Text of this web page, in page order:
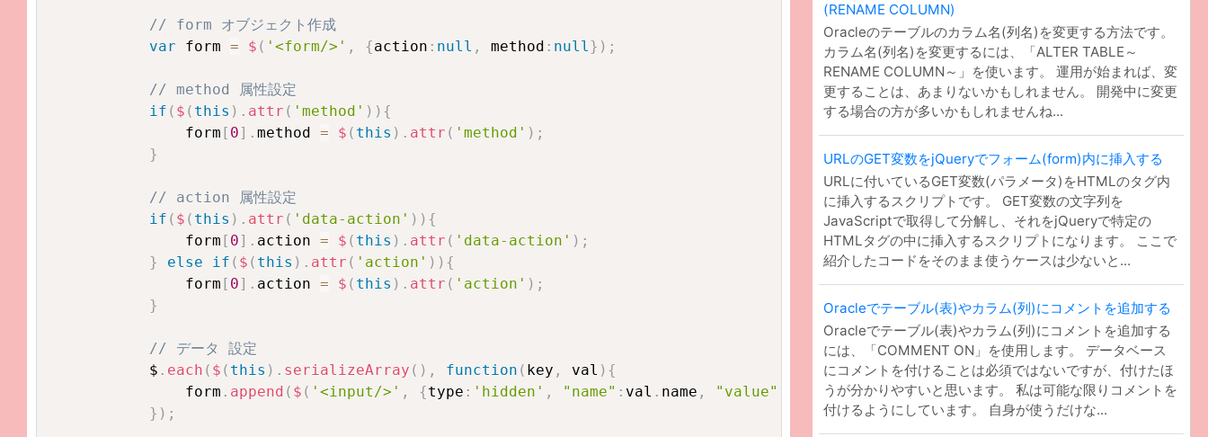
// form オブジェクト作成
var form = $ ( '<form/>' , {action : null , method : null} ) ;
// method 属性設定
if ( $ ( this ) . attr ( 'method' ) ) {
                form
[ 0] . method = $ ( this ) . attr ( 'method' ) ;
}
// action 属性設定
if ( $ ( this ) . attr ( 'data-action' ) ) {
                form
[ 0] . action = $ ( this ) . attr ( 'data-action' ) ;
}
else if ( $ ( this ) . attr ( 'action' ) ) {
                form
[ 0] . action = $ ( this ) . attr ( 'action' ) ;
}
// データ 設定
            $
. each ( $ ( this ) . serializeArray ( ) , function ( key , val ) {
                form
. append ( $ ( '<input/>' , {type : 'hidden' , "name" : val . name , "value" value}));
} ) ;
(RENAME COLUMN)
Oracleのテーブルのカラム名(列名)を変更する方法です。
カラム名(列名)を変更するには、「ALTER TABLE～
RENAME COLUMN～」を使います。 運用が始まれば、変
更することは、あまりないかもしれません。 開発中に変更
する場合の方が多いかもしれませんね...
URLのGET変数をjQueryでフォーム(form)内に挿入する
URLに付いているGET変数(パラメータ)をHTMLのタグ内
に挿入するスクリプトです。 GET変数の文字列を
JavaScriptで取得して分解し、それをjQueryで特定の
HTMLタグの中に挿入するスクリプトになります。 ここで
紹介したコードをそのまま使うケースは少ないと...
Oracleでテーブル(表)やカラム(列)にコメントを追加する
Oracleでテーブル(表)やカラム(列)にコメントを追加する
には、「COMMENT ON」を使用します。 データベース
にコメントを付けることは必須ではないですが、付けたほ
うが分かりやすいと思います。 私は可能な限りコメントを
付けるようにしています。 自身が使うだけな...